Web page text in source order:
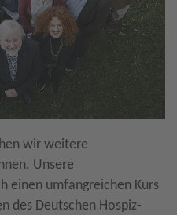
wir weitere
Unsere
einen umfangreichen Kurs
des Deutschen Hospiz-